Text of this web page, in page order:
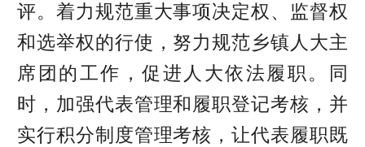
评。着力规范重大事项决定权、监督权
和选举权的行使，努力规范乡镇人大主
席团的工作，促进人大依法履职。同
时，加强代表管理和履职登记考核，并
实行积分制度管理考核，让代表履职既